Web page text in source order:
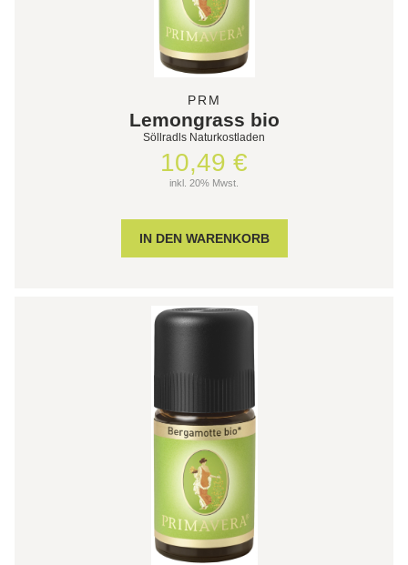
PRM
Lemongrass bio
Söllradls Naturkostladen
10,49 €
inkl. 20% Mwst.